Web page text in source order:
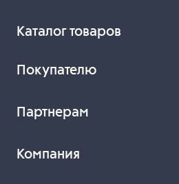
Каталог товаров
Покупателю
Партнерам
Компания